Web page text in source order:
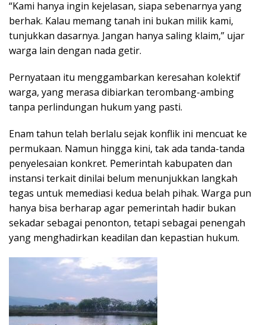
“Kami hanya ingin kejelasan, siapa sebenarnya yang
berhak. Kalau memang tanah ini bukan milik kami,
tunjukkan dasarnya. Jangan hanya saling klaim,” ujar
warga lain dengan nada getir.
Pernyataan itu menggambarkan keresahan kolektif
warga, yang merasa dibiarkan terombang-ambing
tanpa perlindungan hukum yang pasti.
Enam tahun telah berlalu sejak konflik ini mencuat ke
permukaan. Namun hingga kini, tak ada tanda-tanda
penyelesaian konkret. Pemerintah kabupaten dan
instansi terkait dinilai belum menunjukkan langkah
tegas untuk memediasi kedua belah pihak. Warga pun
hanya bisa berharap agar pemerintah hadir bukan
sekadar sebagai penonton, tetapi sebagai penengah
yang menghadirkan keadilan dan kepastian hukum.